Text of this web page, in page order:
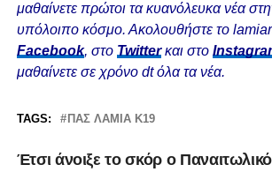
μαθαίνετε πρώτοι τα κυανόλευκα νέα
υπόλοιπο κόσμο. Ακολουθήστε το
Facebook, στο Twitterκαι στο
μαθαίνετε σε χρόνο dt όλα τα νέα.
TAGS: ΠΑΣ ΛΑΜΙΑ Κ19
Έτσι άνοιξε το σκόρ ο